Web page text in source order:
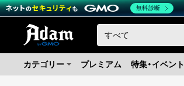
カテゴリー プレミアム 特集・イベント
無料診断